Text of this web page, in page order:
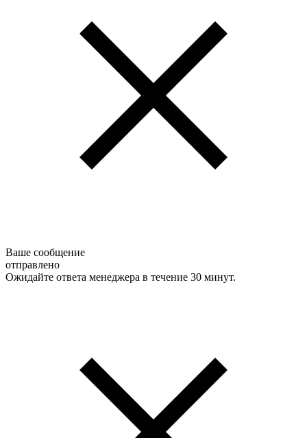
Ваше сообщение
отправлено
Ожидайте ответа менеджера в течение 30 минут.